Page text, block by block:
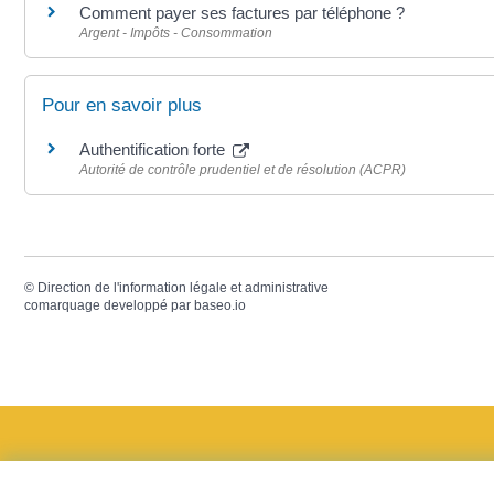
Comment payer ses factures par téléphone ?
Argent - Impôts - Consommation
Pour en savoir plus
Authentification forte
Autorité de contrôle prudentiel et de résolution (ACPR)
© Direction de l'information légale et administrative
comarquage developpé par baseo.io